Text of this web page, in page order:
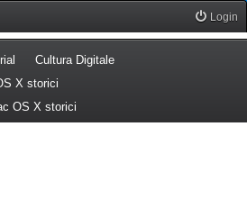
Login
(Opens a new tab)
Cultura Digitale(Opens a new tab)
X storici
OS X storici